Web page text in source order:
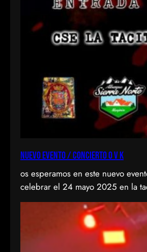
NUEVO EVENTO / CONCIERTO O V K
os esperamos en este nuevo
celebrar el 24 mayo 2025 en la
CSE de entrevias, en el Valle del
fantastikas bandas del punkrock ,
agranel y anti-idols . Todo por la
ondavallekana , no falteis a la cita